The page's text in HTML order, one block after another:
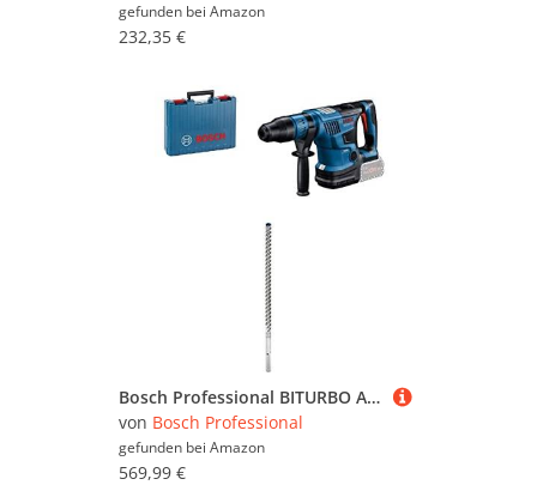
gefunden bei Amazon
232,35 €
Bosch Professional BITURBO Akku Bohrhammer GBH 18V-36 C (SDS max, inkl. Bluetooth Modul, Zusatzhandgriff, Maschinentuch, Fetttube, im Handwerkerkoffer) + Expert SDS max-8X Hammerbohrer (Stahlbeton, Ø 22x520 mm)
von Bosch Professional
gefunden bei Amazon
569,99 €